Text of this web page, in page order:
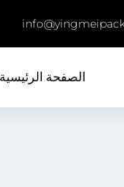
الصفحة الرئيسية